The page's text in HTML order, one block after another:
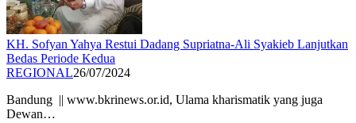
KH. Sofyan Yahya Restui Dadang Supriatna-Ali Syakieb Lanjutkan
Bedas Periode Kedua
REGIONAL26/07/2024
Bandung || www.bkrinews.or.id, Ulama kharismatik yang juga
Dewan…